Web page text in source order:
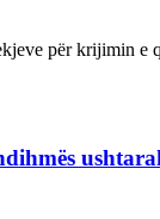
për krijimin